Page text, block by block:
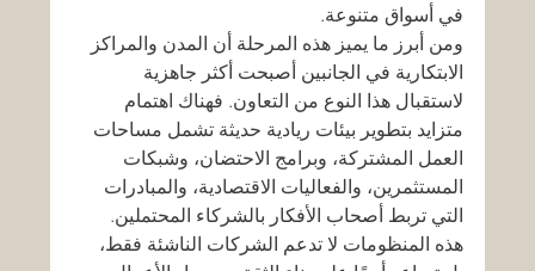
في أسواق متنوعة.
ومن أبرز ما يميز هذه المرحلة أن المدن والمراكز
الابتكارية في الجانبين أصبحت أكثر جاهزية
لاستقبال هذا النوع من التعاون. فهناك اهتمام
متزايد بتطوير بيئات ريادية حديثة تشمل مساحات
العمل المشتركة، وبرامج الاحتضان، وشبكات
المستثمرين، والفعاليات الاقتصادية، والمبادرات
التي تربط أصحاب الأفكار بالشركاء المحتملين.
هذه المنظومات لا تدعم الشركات الناشئة فقط،